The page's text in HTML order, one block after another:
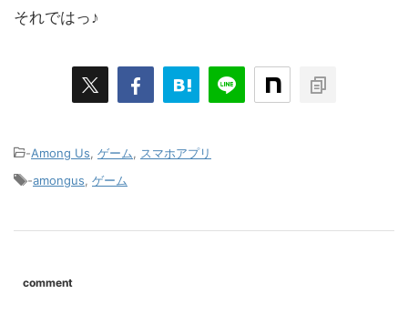
それではっ♪
-Among Us ゲーム
スマホアプリ
-amongus ゲーム
comment